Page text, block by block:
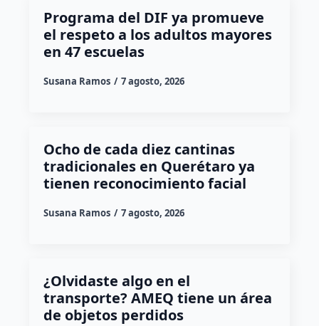
Programa del DIF ya promueve
el respeto a los adultos mayores
en 47 escuelas
Susana Ramos 7 agosto, 2026
Ocho de cada diez cantinas
tradicionales en Querétaro ya
tienen reconocimiento facial
Susana Ramos 7 agosto, 2026
¿Olvidaste algo en el
transporte? AMEQ tiene un área
de objetos perdidos